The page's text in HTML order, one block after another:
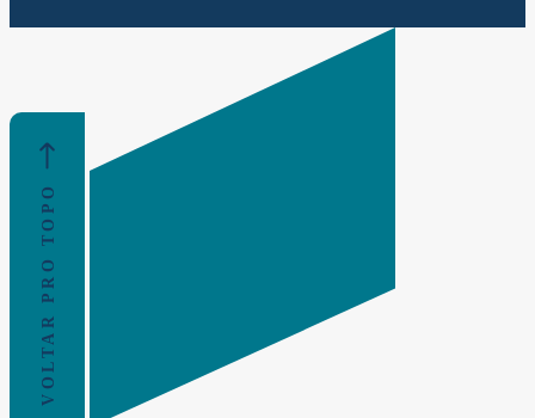
VOLTAR PRO TOPO